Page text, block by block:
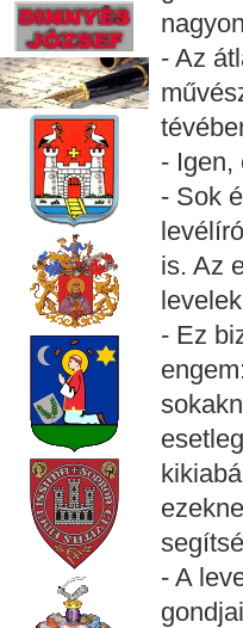
- Az
- Igen,
- Sok
is. Az
- Ez
- A